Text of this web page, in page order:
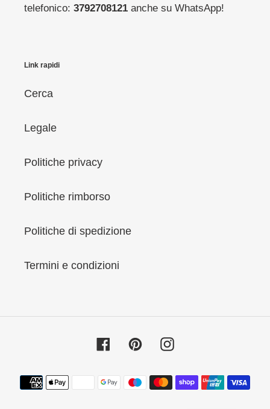
telefonico: 3792708121 anche su WhatsApp!
Link rapidi
Cerca
Legale
Politiche privacy
Politiche rimborso
Politiche di spedizione
Termini e condizioni
FacebookPinterestInstagram
Metodi
di